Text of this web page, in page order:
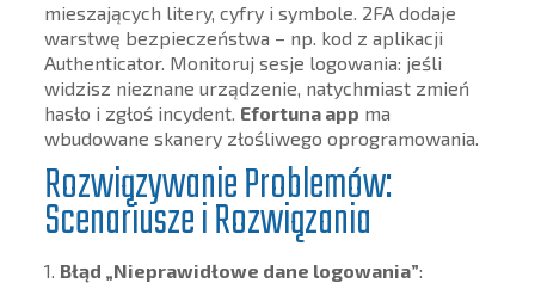
mieszających litery, cyfry i symbole. 2FA dodaje
warstwę bezpieczeństwa – np. kod z aplikacji
Authenticator. Monitoruj sesje logowania: jeśli
widzisz nieznane urządzenie, natychmiast zmień
hasło i zgłoś incydent. Efortuna app ma
wbudowane skanery złośliwego oprogramowania.
Rozwiązywanie Problemów:
Scenariusze i Rozwiązania
1. Błąd „Nieprawidłowe dane logowania”: